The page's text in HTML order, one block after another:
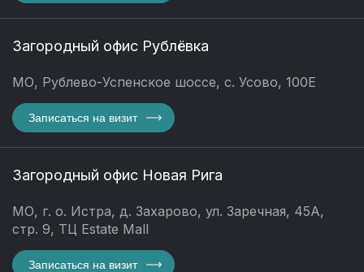
Загородный офис Рублёвка
МО, Рублево-Успенское шоссе, с. Усово, 100Е
Записаться на визит
Загородный офис Новая Рига
МО, г. о. Истра, д. Захарово, ул. Заречная, 45А,
стр. 9, ТЦ Estate Mall
Записаться на визит